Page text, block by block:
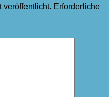
veröffentlicht. Erforderliche